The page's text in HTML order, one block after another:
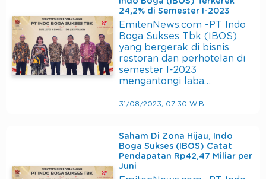
24,2% di Semester I-2023
EmitenNews.com -PT Indo
Boga Sukses Tbk (IBOS)
yang bergerak di bisnis
restoran dan perhotelan di
semester I-2023
mengantongi laba…
31/08/2023, 07:30 WIB
Saham Di Zona Hijau, Indo
Boga Sukses (IBOS) Catat
Pendapatan Rp42,47 Miliar per
Juni